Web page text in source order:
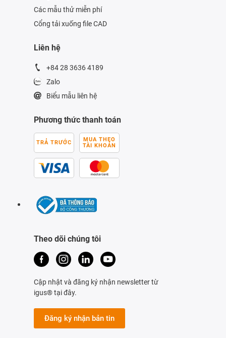
Các mẫu thử miễn phí
Cổng tải xuống file CAD
Liên hệ
+84 28 3636 4189
Zalo
Biểu mẫu liên hệ
Phương thức thanh toán
TRẢ TRƯỚC
MUA THEO
TÀI KHOẢN
Theo dõi chúng tôi
Cập nhật và đăng ký nhận newsletter từ
igus® tại đây.
Đăng ký nhận bản tin